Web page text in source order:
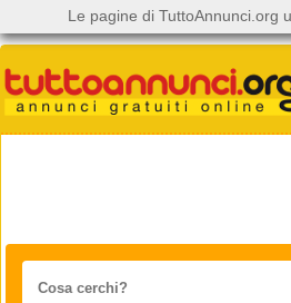
Le pagine di TuttoAnnunci.org